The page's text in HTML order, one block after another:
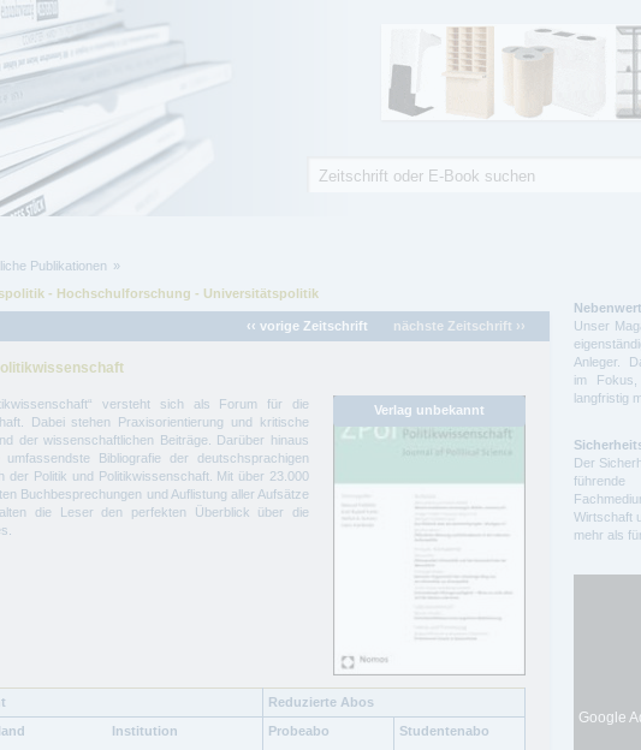
Publikationen
- Hochschulforschung - Universitätspolitik
‹‹ vorige Zeitschrift nächste Zeitschrift ››
versteht sich als Forum für die
Dabei stehen Praxisorientierung und kritische
der wissenschaftlichen Beiträge. Darüber hinaus
Bibliografie der deutschsprachigen
der Politik und Politikwissenschaft. Mit über 23.000
Buchbesprechungen und Auflistung aller Aufsätze
die Leser den perfekten Überblick über die
Reduzierte Abos
Institution Probeabo
Studentenabo
Unser
Anleger.
im
langfristig
Der
führende
Wirtschaft
mehr als
Google